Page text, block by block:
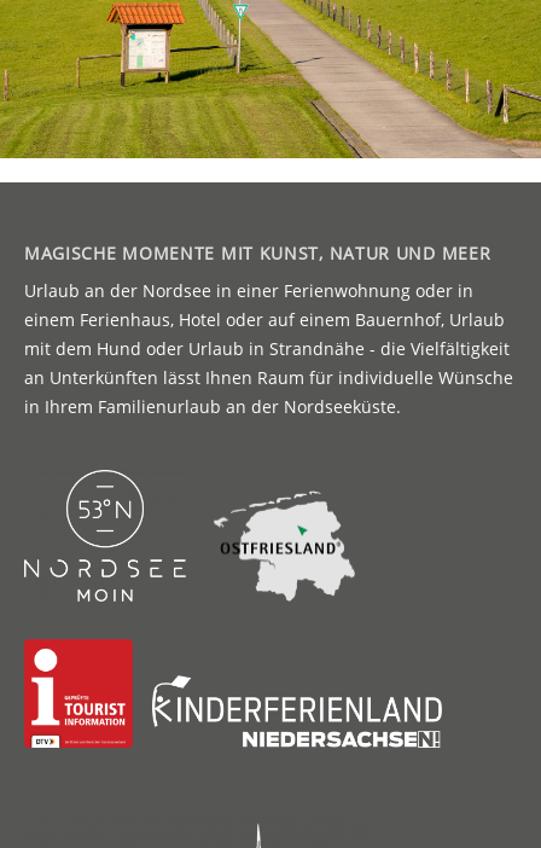
MAGISCHE MOMENTE MIT KUNST, NATUR UND MEER
Urlaub an der Nordsee in einer Ferienwohnung oder in
einem Ferienhaus, Hotel oder auf einem Bauernhof, Urlaub
mit dem Hund oder Urlaub in Strandnähe - die Vielfältigkeit
an Unterkünften lässt Ihnen Raum für individuelle Wünsche
in Ihrem Familienurlaub an der Nordseeküste.